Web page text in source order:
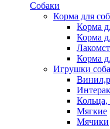
Собаки
Корма для
Корма
Корма
Корма
Игрушки
Кольца,
Мягкие
Мячики